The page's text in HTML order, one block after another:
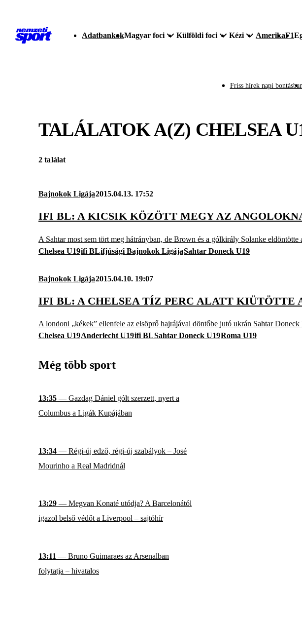
AdatbankokMagyar foci Külföldi foci Kézi AmerikaF1
Friss hírek napi
TALÁLATOK A(Z) CHELSEA
2 találat
Bajnokok Ligája2015.04.13. 17:52
IFI BL: A KICSIK KÖZÖTT MEGY AZ
A Sahtar most sem tört meg hátrányban, de Brown és a gólkirály Solanke eldöntötte
Chelsea U19ifi BLifjúsági Bajnokok LigájaSahtar Doneck U19
Bajnokok Ligája2015.04.10. 19:07
IFI BL: A CHELSEA TÍZ PERC ALATT KIÜTÖTTE
A londoni „kékek” ellenfele az elsöprő hajrájával döntőbe jutó ukrán Sahtar Doneck
Chelsea U19Anderlecht U19ifi BLSahtar Doneck U19Roma U19
Még több sport
13:35 — Gazdag Dániel gólt szerzett, nyert a
Columbus a Ligák Kupájában
13:34 — Régi-új edző, régi-új szabályok – José
Mourinho a Real Madridnál
13:29 — Megvan Konaté utódja? A Barcelonától
igazol belső védőt a Liverpool – sajtóhír
13:11 — Bruno Guimaraes az Arsenalban
folytatja – hivatalos